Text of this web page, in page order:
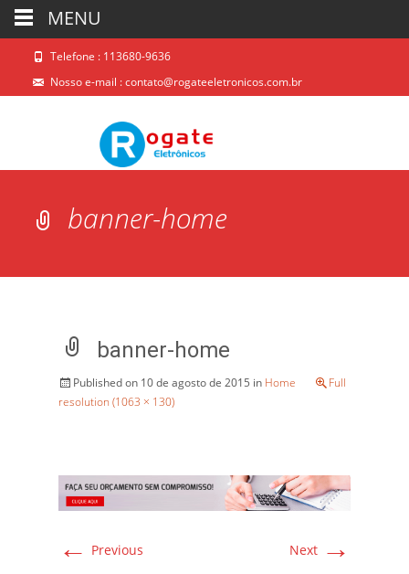
Telefone : 113680-9636
Nosso e-mail :contato@rogateeletronicos.com.br
banner-home
banner-home
Published on 10 de agosto de 2015 in Home
Full
resolution (1063 × 130)
← Previous Next →
MENU